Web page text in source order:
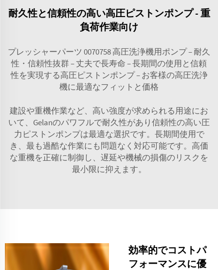
耐久性と信頼性の高い高圧ピストンポンプ - 重
負荷作業向け
プレッシャーパーツ 0070758 高圧洗浄機用ポンプ – 耐久
性・信頼性抜群 – 丈夫で長寿命 – 長期間の使用と信頼
性を実現する高圧ピストンポンプ – お客様の高圧洗浄
機に最適なフィットと価格
建設や重機作業など、高い強度が求められる用途にお
いて、Gelanのパワフルで耐久性があり信頼性の高い圧
力ピストンポンプは最適な選択です。長期間使用で
き、最も過酷な作業にも問題なく対応可能です。高価
な重機を正確に制御し、遅延や機械の損傷のリスクを
最小限に抑えます。
効率的でコストパ
フォーマンスに優